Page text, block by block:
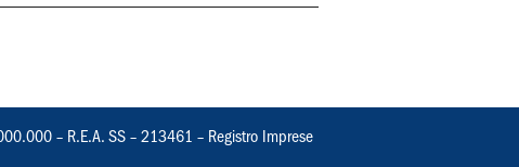
– R.E.A. SS – 213461 – Registro Imprese